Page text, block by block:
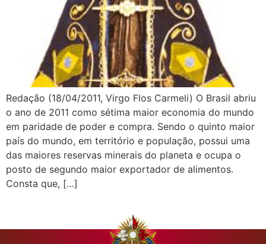
Redação (18/04/2011, Virgo Flos Carmeli) O Brasil abriu
o ano de 2011 como sétima maior economia do mundo
em paridade de poder e compra. Sendo o quinto maior
país do mundo, em território e população, possui uma
das maiores reservas minerais do planeta e ocupa o
posto de segundo maior exportador de alimentos.
Consta que, […]